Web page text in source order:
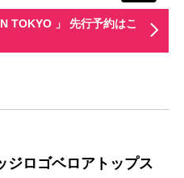
TOKYO 」 先行予約はこ
ジロゴベロアトップス